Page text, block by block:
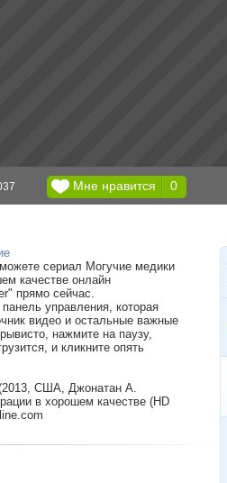
Мне нравится 0
сериал Могучие медики
качестве онлайн
прямо сейчас.
управления, которая
видео и остальные важные
нажмите на паузу,
и кликните опять
США, Джонатан А.
в хорошем качестве (HD